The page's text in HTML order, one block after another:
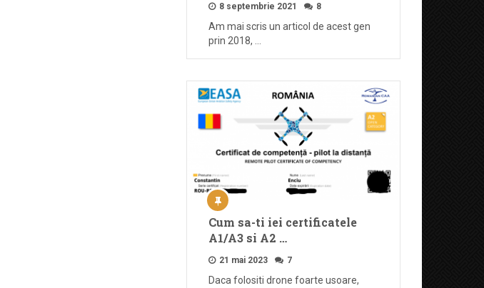
8 septembrie 2021 8
Am mai scris un articol de acest gen
prin 2018, …
Cum sa-ti iei certificatele
A1/A3 si A2 …
21 mai 2023 7
Daca folositi drone foarte usoare,